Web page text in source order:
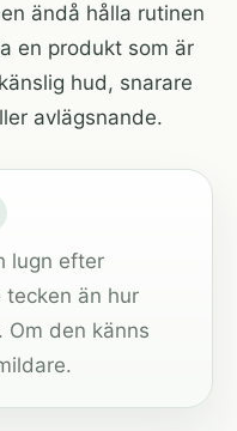
ändå hålla rutinen
en produkt som är
hud, snarare
avlägsnande.
lugn efter
än hur
Om den känns